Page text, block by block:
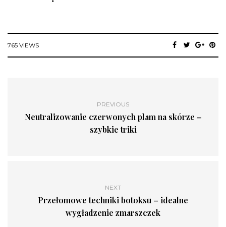
765 VIEWS
PREVIOUS
Neutralizowanie czerwonych plam na skórze –
szybkie triki
NEXT
Przełomowe techniki botoksu – idealne
wygładzenie zmarszczek